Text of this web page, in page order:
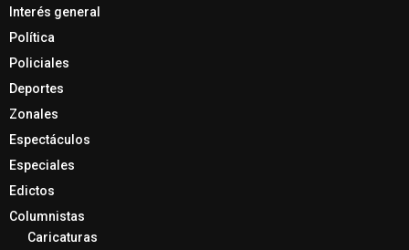
Interés general
Política
Policiales
Deportes
Zonales
Espectáculos
Especiales
Edictos
Columnistas
Caricaturas